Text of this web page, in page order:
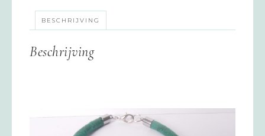
BESCHRIJVING
Beschrijving